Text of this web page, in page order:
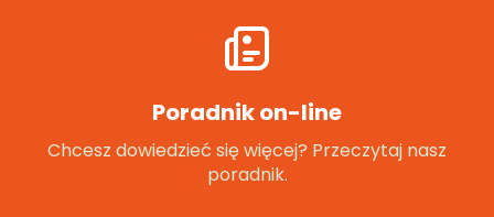
Poradnik on-line
Chcesz dowiedzieć się więcej? Przeczytaj nasz
poradnik.